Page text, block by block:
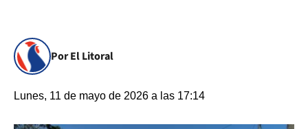
Por El Litoral
Lunes, 11 de mayo de 2026 a las 17:14